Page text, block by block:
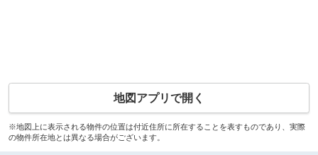
地図アプリで開く
※地図上に表示される物件の位置は付近住所に所在することを表すものであり、実際
の物件所在地とは異なる場合がございます。